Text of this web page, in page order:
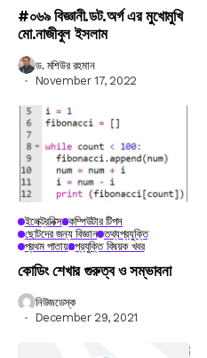
#০৬৯ বিজ্ঞানী.ডট.অর্গ এর মুখোমুখি
মো.নাজীবুল ইসলাম
ড. মশিউর রহমান
November 17, 2022
ইলেক্ট্রনিক্স কম্পিউটার টিপস
ছোটদের জন্য বিজ্ঞান তথ্যপ্রযুক্তি
প্রথম পাতায় প্রযুক্তি বিষয়ক খবর
কোডিং শেখার গুরুত্ব ও সম্ভাবনা
নিউজডেস্ক
December 29, 2021